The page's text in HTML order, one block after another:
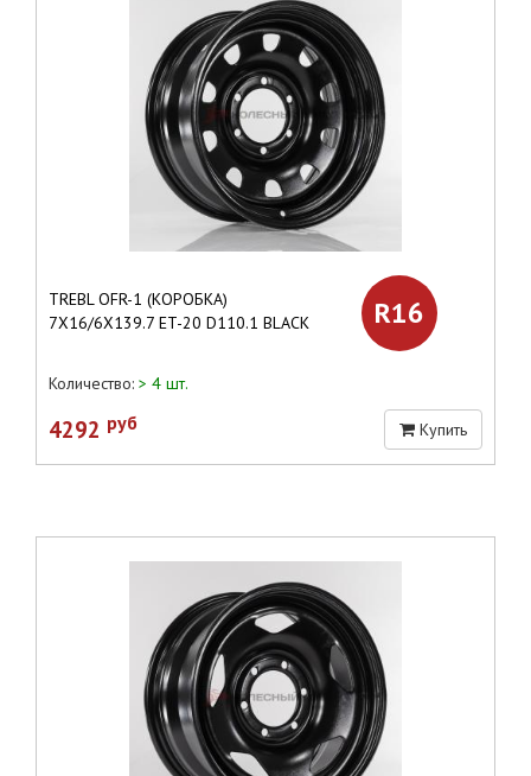
TREBL OFR-1 (КОРОБКА)
7X16/6X139.7 ET-20 D110.1 BLACK
R16
Количество: > 4 шт.
4292 руб Купить